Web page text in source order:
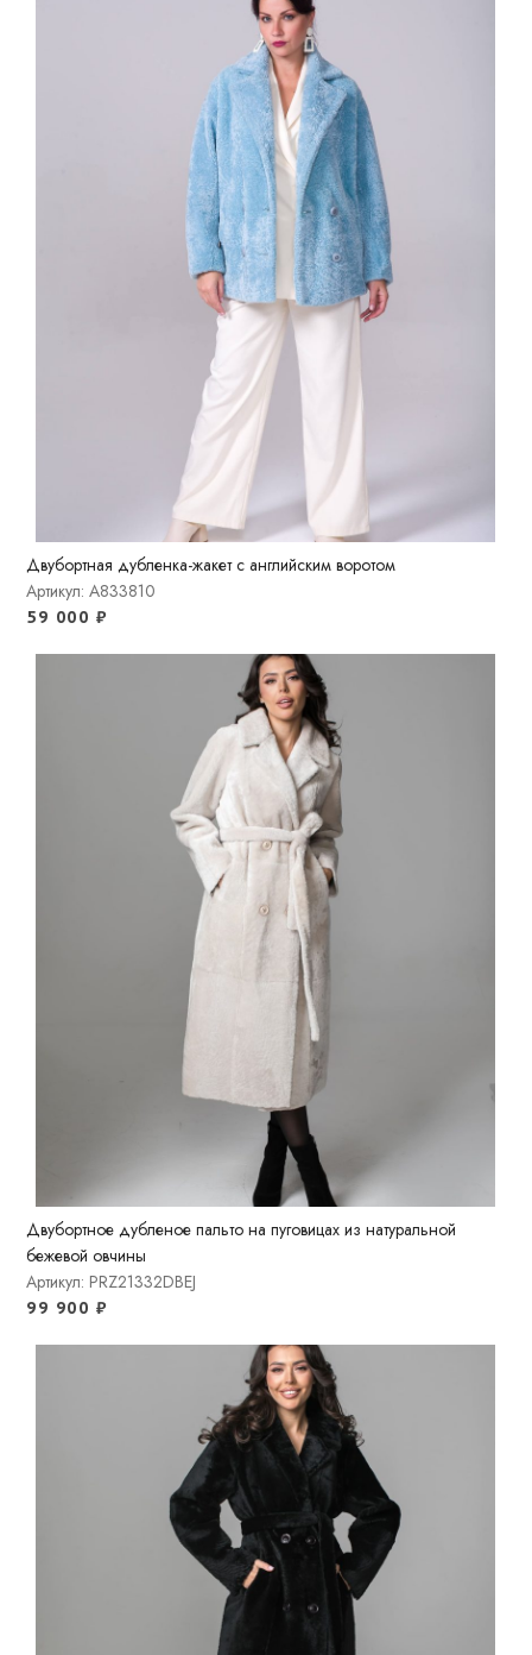
Двубортная дубленка-жакет с английским воротом
Артикул: A833810
59 000 ₽
Двубортное дубленое пальто на пуговицах из натуральной
бежевой овчины
Артикул: PRZ21332DBEJ
99 900 ₽